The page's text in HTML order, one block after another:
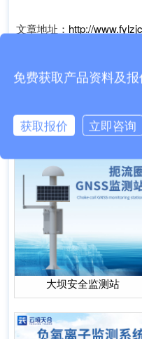
文章地址： http://
下一篇：智能田间气象监测
相关设备百科
大坝安全监测站
免费获取产品资料及
获取报价 立即咨询